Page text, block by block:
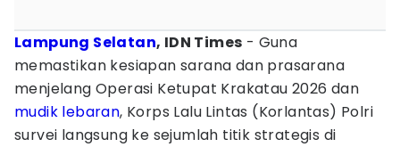
Lampung Selatan, IDN Times - Guna
memastikan kesiapan sarana dan prasarana
menjelang Operasi Ketupat Krakatau 2026 dan
mudik lebaran, Korps Lalu Lintas (Korlantas) Polri
survei langsung ke sejumlah titik strategis di